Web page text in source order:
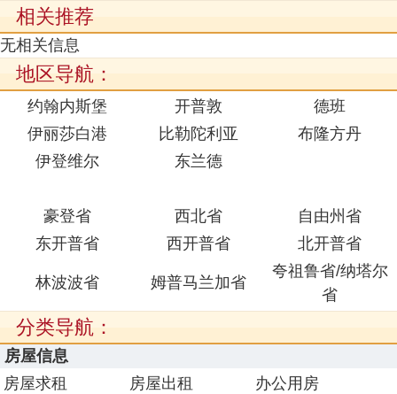
相关推荐
无相关信息
地区导航：
约翰内斯堡 开普敦
德班
伊丽莎白港
比勒陀利亚
布隆方丹
伊登维尔
东兰德
豪登省 西北省
自由州省
东开普省
西开普省 北开普省
林波波省 姆普马兰加省
夸祖鲁省/纳塔尔
省
分类导航：
房屋信息
房屋求租
房屋出租
办公用房